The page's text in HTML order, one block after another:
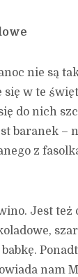
nie są
w te
do nich
baranek –
z
Jest
nam